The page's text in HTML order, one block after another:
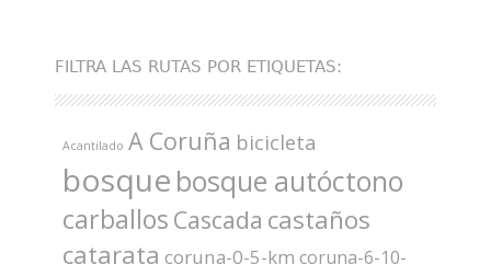
FILTRA LAS RUTAS POR ETIQUETAS:
Acantilado A Coruña bicicleta
bosque bosque autóctono
carballos Cascada castaños
catarata coruna-0-5-km coruna-6-10-